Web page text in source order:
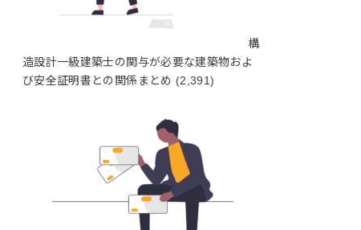
構
造設計一級建築士の関与が必要な建築物およ
び安全証明書との関係まとめ (2,391)